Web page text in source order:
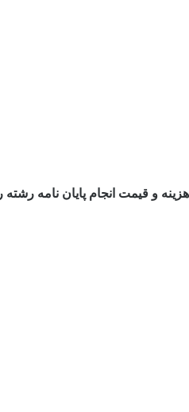
و قیمت انجام پایان نامه رشته